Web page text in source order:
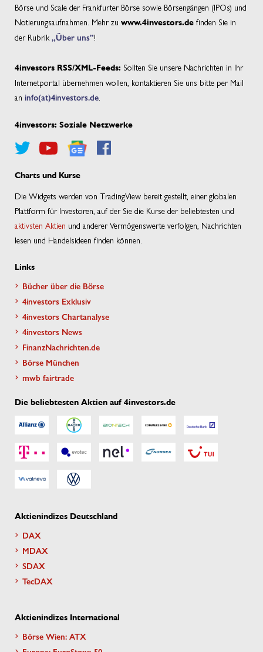
Börse und Scale der Frankfurter Börse sowie Börsengängen (IPOs) und
Notierungsaufnahmen. Mehr zu www.4investors.de finden Sie in
der Rubrik „Über uns”!
4investors RSS/XML-Feeds: Sollten Sie unsere Nachrichten in Ihr
Internetportal übernehmen wollen, kontaktieren Sie uns bitte per Mail
an info(at)4investors.de
4investors: Soziale Netzwerke
Charts und Kurse
Die Widgets werden von TradingView bereit gestellt, einer globalen
Plattform für Investoren, auf der Sie die Kurse der beliebtesten und
aktivsten Aktien und anderer Vermögenswerte verfolgen, Nachrichten
lesen und Handelsideen finden können.
Links
Bücher über die Börse
4investors Exklusiv
4investors Chartanalyse
4investors News
FinanzNachrichten.de
Börse München
mwb fairtrade
Die beliebtesten Aktien auf 4investors.de
Aktienindizes Deutschland
DAX
MDAX
SDAX
TecDAX
Aktienindizes International
Börse Wien: ATX